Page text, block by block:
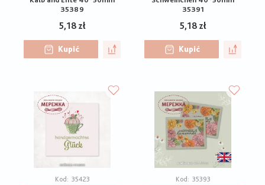
35389
5,18 zł
Kupić
35391
5,18 zł
Kupić
Kod: 35423 Kod: 35393